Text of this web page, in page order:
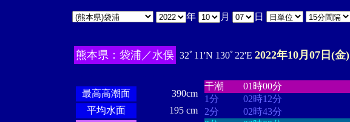
年 月 日
熊本県：袋浦／水俣 32ﾟ11'N 130ﾟ22'E 2022年10月07日(金)
最高高潮面
390cm
平均水面
195 cm
干潮
01時00分
1分
02時12分
2分
02時43分